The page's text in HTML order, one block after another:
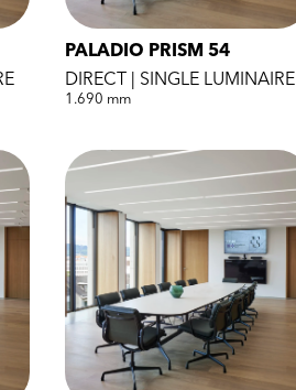
PALADIO PRISM 54
DIRECT | SINGLE LUMINAIRE
1.690 mm